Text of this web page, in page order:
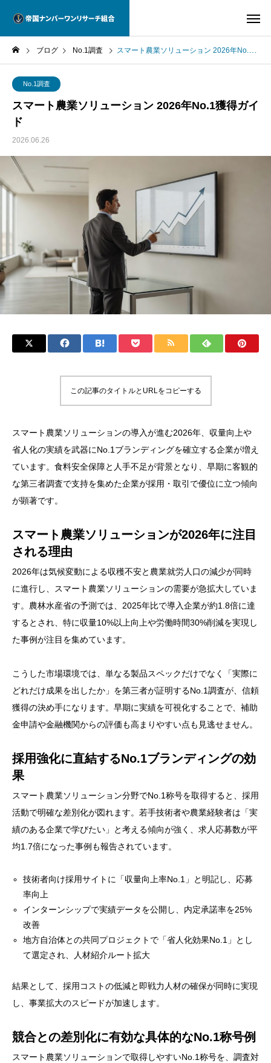
ブログ No.1調査 スマート農業ソリューション 2026年No.1獲得ガイド
No.1調査
スマート農業ソリューション 2026年No.1獲得ガイ
ド
2026.06.26
この記事のタイトルとURLをコピーする
スマート農業ソリューションの導入が進む2026年、収量向上や
省人化の実績を武器にNo.1ブランディングを確立する企業が増え
ています。食料安全保障と人手不足が背景となり、早期に客観的
な第三者調査で支持を集めた企業が採用・取引で優位に立つ傾向
が顕著です。
スマート農業ソリューションが2026年に注目
される理由
2026年は気候変動による収穫不安と農業就労人口の減少が同時
に進行し、スマート農業ソリューションの需要が急拡大していま
す。農林水産省の予測では、2025年比で導入企業が約1.8倍に達
するとされ、特に収量10%以上向上や労働時間30%削減を実現し
た事例が注目を集めています。
こうした市場環境では、単なる製品スペックだけでなく「実際に
どれだけ成果を出したか」を第三者が証明するNo.1調査が、信頼
獲得の決め手になります。早期に実績を可視化することで、補助
金申請や金融機関からの評価も高まりやすい点も見逃せません。
採用強化に直結するNo.1ブランディングの効
果
スマート農業ソリューション分野でNo.1称号を取得すると、採用
活動で明確な差別化が図れます。若手技術者や農業経験者は「実
績のある企業で学びたい」と考える傾向が強く、求人応募数が平
均1.7倍になった事例も報告されています。
技術者向け採用サイトに「収量向上率No.1」と明記し、応募
率向上
インターンシップで実績データを公開し、内定承諾率を25%
改善
地方自治体との共同プロジェクトで「省人化効果No.1」とし
て選定され、人材紹介ルート拡大
結果として、採用コストの低減と即戦力人材の確保が同時に実現
し、事業拡大のスピードが加速します。
競合との差別化に有効な具体的なNo.1称号例
スマート農業ソリューションで取得しやすいNo.1称号を、調査対